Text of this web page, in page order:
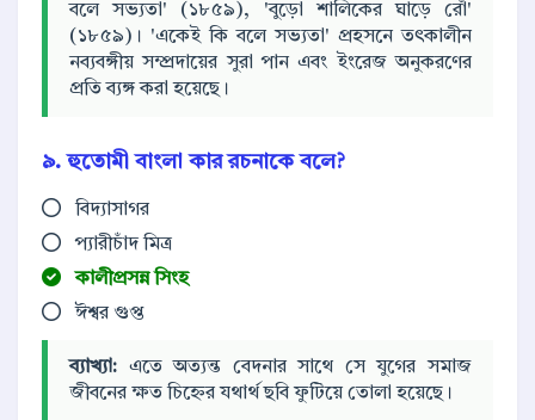
বলে সভ্যতা' (১৮৫৯), 'বুড়ো শালিকের ঘাড়ে রোঁ'
(১৮৫৯)। 'একেই কি বলে সভ্যতা' প্রহসনে তৎকালীন
নব্যবঙ্গীয় সম্প্রদায়ের সুরা পান এবং ইংরেজ অনুকরণের
প্রতি ব্যঙ্গ করা হয়েছে।
৯. হুতোমী বাংলা কার রচনাকে বলে?
বিদ্যাসাগর
প্যারীচাঁদ মিত্র
কালীপ্রসন্ন সিংহ
ঈশ্বর গুপ্ত
ব্যাখ্যা: এতে অত্যন্ত বেদনার সাথে সে যুগের সমাজ
জীবনের ক্ষত চিহ্নের যথার্থ ছবি ফুটিয়ে তোলা হয়েছে।